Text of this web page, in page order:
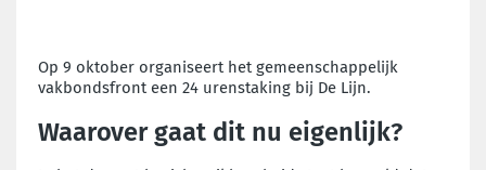
Op 9 oktober organiseert het gemeenschappelijk
vakbondsfront een 24 urenstaking bij De Lijn.
Waarover gaat dit nu eigenlijk?